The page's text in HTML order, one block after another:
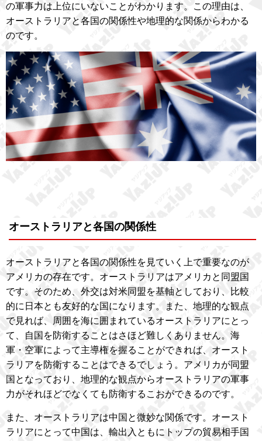
の軍事力は上位にいないことがわかります。この理由は、
オーストラリアと各国の関係性や地理的な関係からわかる
のです。
オーストラリアと各国の関係性
オーストラリアと各国の関係性を見ていく上で重要なのが
アメリカの存在です。オーストラリアはアメリカと同盟国
です。そのため、外交は対米同盟を基軸としており、比較
的に日本とも友好的な国になります。また、地理的な観点
で見れば、周囲を海に囲まれているオーストラリアにとっ
て、自国を防衛することはさほど難しくありません。海
軍・空軍によって主導権を握ることができれば、オースト
ラリアを防衛することはできるでしょう。アメリカが同盟
国となっており、地理的な観点からオーストラリアの軍事
力がそれほどでなくても防衛するこおができるのです。
また、オーストラリアは中国と微妙な関係です。オースト
ラリアにとって中国は、輸出入ともにトップの貿易相手国